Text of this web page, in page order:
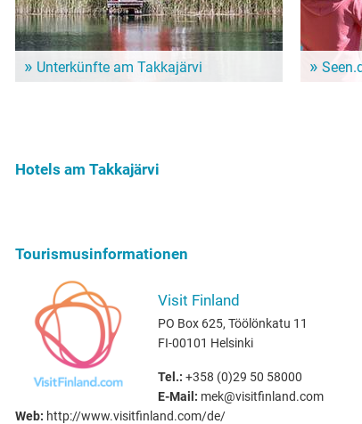
Unterkünfte am Takkajärvi
Hotels am Takkajärvi
Tourismusinformationen
Visit Finland
PO Box 625, Töölönkatu 11
FI-00101 Helsinki
Tel.: +358 (0)29 50 58000
E-Mail: mek@visitfinland.com
Web: http://www.visitfinland.com/de/